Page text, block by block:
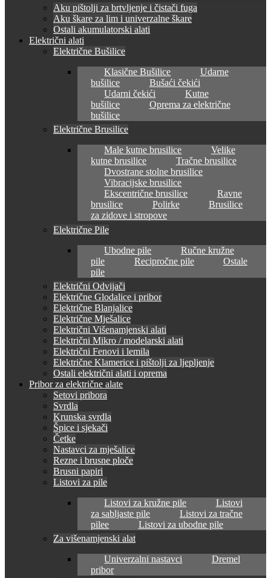
Aku pištolji za brtvljenje i čistači fuga
Aku škare za lim i univerzalne škare
Ostali akumulatorski alati
Električni alati
Električne Bušilice
Klasične Bušilice
Udarne
bušilice
Bušaći čekići
Udarni čekići
Kutne
bušilice
Oprema za električne
bušilice
Električne Brusilice
Male kutne brusilice
Velike
kutne brusilice
Tračne brusilice
Dvostrane stolne brusilice
Vibracijske brusilice
Ekscentrične brusilice
Ravne
brusilice
Polirke
Brusilice
za zidove i stropove
Električne Pile
Ubodne pile
Ručne kružne
pile
Recipročne pile
Ostale
pile
Električni Odvijači
Električne Glodalice i pribor
Električne Blanjalice
Električne Mješalice
Električni Višenamjenski alati
Električni Mikro / modelarski alati
Električni Fenovi i lemila
Električne Klamerice i pištolji za ljepljenje
Ostali električni alati i oprema
Pribor za električne alate
Setovi pribora
Svrdla
Krunska svrdla
Špice i sjekači
Četke
Nastavci za mješalice
Rezne i brusne ploče
Brusni papiri
Listovi za pile
Listovi za kružne pile
Listovi
za sabljaste pile
Listovi za tračne
pilee
Listovi za ubodne pile
Za višenamjenski alat
Univerzalni nastavci
Dremel
pribor